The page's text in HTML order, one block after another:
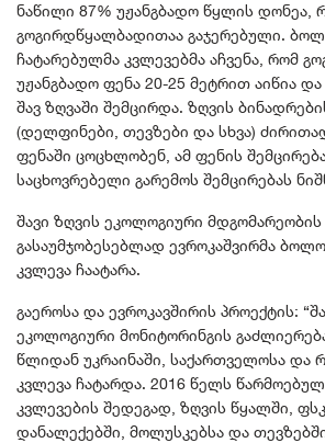
ნაწილი 87% უჟანგბადო წყლის დონეა,
გოგირდწყალბადითაა გაჯერებული.
ჩატარებულმა კვლევებმა აჩვენა, რომ
უჟანგბადო ფენა 20-25 მეტრით აიწია
შავ ზღვაში შემცირდა. ზღვის
(დელფინები, თევზები და სხვა)
ფენაში ცოცხლობენ, ამ ფენის
საცხოვრებელი გარემოს შემცირებას
შავი ზღვის ეკოლოგიური
გასაუმჯობესებლად ევროკაშვირმა
კვლევა ჩაატარა.
გაეროსა და ევროკავშირის პროექტის:
ეკოლოგიური მონიტორინგის
წლიდან უკრაინაში, საქართველოსა და
კვლევა ჩატარდა. 2016 წელს
კვლევების შედეგად, ზღვის წყალში,
დანალექებში, მოლუსკებსა და